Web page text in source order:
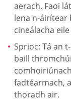
aerach. Faoi
lena n-áirítear
cineálacha
Sprioc: Tá an
baill
fadtéarmach,
thoradh air.